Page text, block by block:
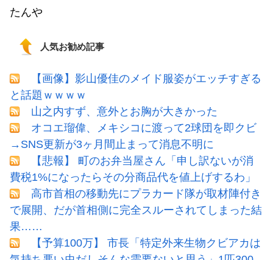
たんや
人気お勧め記事
【画像】影山優佳のメイド服姿がエッチすぎる
と話題ｗｗｗｗ
山之内すず、意外とお胸が大きかった
オコエ瑠偉、メキシコに渡って2球団を即クビ
→SNS更新が3ヶ月間止まって消息不明に
【悲報】 町のお弁当屋さん「申し訳ないが消
費税1%になったらその分商品代を値上げするわ」
高市首相の移動先にプラカード隊が取材陣付き
で展開、だが首相側に完全スルーされてしまった結
果……
【予算100万】 市長「特定外来生物クビアカは